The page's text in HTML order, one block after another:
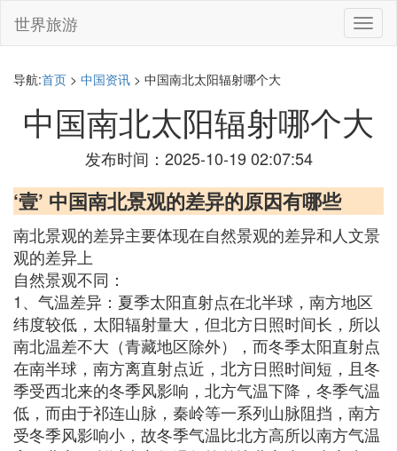
切
换
世界旅游
导航:首页 > 中国资讯 > 中国南北太阳辐射哪个大
中国南北太阳辐射哪个大
发布时间：2025-10-19 02:07:54
‘壹’ 中国南北景观的差异的原因有哪些
南北景观的差异主要体现在自然景观的差异和人文景
观的差异上
自然景观不同：
1、气温差异：夏季太阳直射点在北半球，南方地区
纬度较低，太阳辐射量大，但北方日照时间长，所以
南北温差不大（青藏地区除外），而冬季太阳直射点
在南半球，南方离直射点近，北方日照时间短，且冬
季受西北来的冬季风影响，北方气温下降，冬季气温
低，而由于祁连山脉，秦岭等一系列山脉阻挡，南方
受冬季风影响小，故冬季气温比北方高所以南方气温